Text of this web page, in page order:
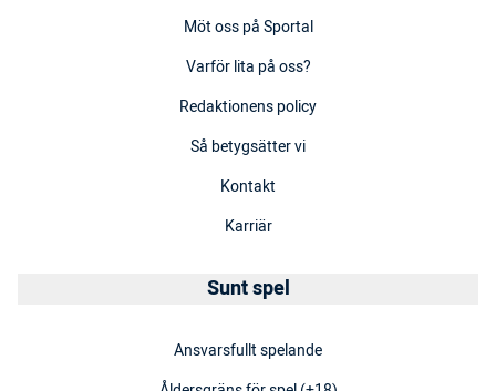
Möt oss på Sportal
Varför lita på oss?
Redaktionens policy
Så betygsätter vi
Kontakt
Karriär
Sunt spel
Ansvarsfullt spelande